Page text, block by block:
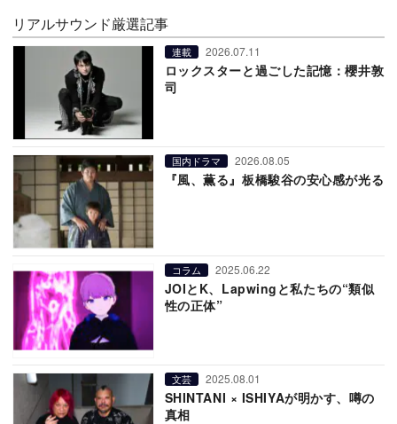
リアルサウンド厳選記事
連載 2026.07.11
ロックスターと過ごした記憶：櫻井敦
司
国内ドラマ 2026.08.05
『風、薫る』板橋駿谷の安心感が光る
コラム 2025.06.22
JOIとK、Lapwingと私たちの“類似
性の正体”
文芸 2025.08.01
SHINTANI × ISHIYAが明かす、噂の
真相